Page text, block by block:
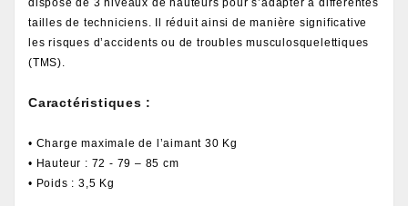
dispose de 3 niveaux de hauteurs pour s’adapter à différentes
tailles de techniciens. Il réduit ainsi de manière significative
les risques d’accidents ou de troubles musculosquelettiques
(TMS).
Caractéristiques :
• Charge maximale de l’aimant 30 Kg
• Hauteur : 72 - 79 – 85 cm
• Poids : 3,5 Kg